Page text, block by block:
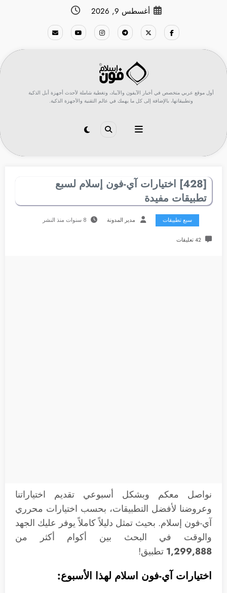
أغسطس 9, 2026
أول موقع عربي متخصص في أخبار الآيفون والآيباد، وتغطية شاملة لأحدث أجهزة أبل الذكية
وتطبيقاتها، بالإضافة إلى كل ما يهمك في عالم التقنية والأجهزة الذكية.
[428] اختيارات آي-فون إسلام لسبع
تطبيقات مفيدة
سبع تطبيقات مدير المدونة 8 سنوات منذ النشر
42 تعليقات
نواصل معكم وبشكل أسبوعي تقديم اختياراتنا
وعروضنا لأفضل التطبيقات، بحسب اختيارات محرري
آي-فون إسلام. بحيث تمثل دليلاً كاملاً يوفر عليك الجهد
والوقت في البحث بين أكوام أكثر من
1,299,888 تطبيق!
اختيارات آي-فون اسلام لهذا الأسبوع: